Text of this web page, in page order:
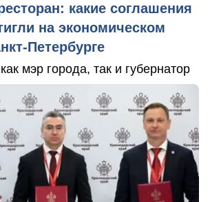
какие соглашения
на экономическом
Петербурге
мэр города, так и губернатор